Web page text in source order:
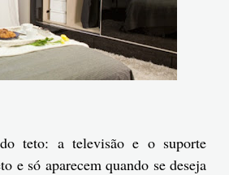
teto: a televisão e o suporte
e só aparecem quando se deseja